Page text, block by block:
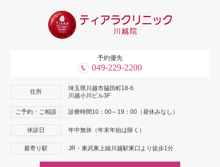
予約優先
049-229-2200
住所
埼玉県川越市脇田町18-6
川越小川ビル3F
ご予約・ご相談 診療時間10：00～19：00（昼休みなし）
休診日 年中無休（年末年始は除く）
最寄り駅 JR・東武東上線川越駅東口より徒歩1分